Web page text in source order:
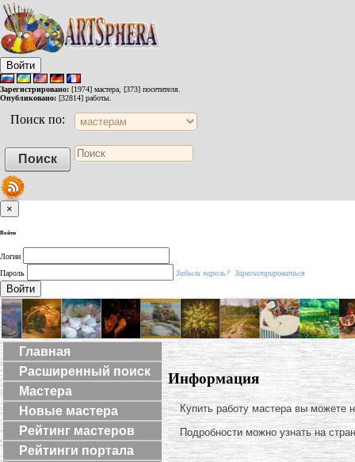
Войти
Зарегистрировано: [1974] мастера, [373] посетителя.
Опубликовано: [32814] работы.
Поиск по:
×
Войти
Логин
Пароль
Забыли пароль? Зарегистрироваться
Войти
Главная
Расширенный поиск
Мастера
Новые мастера
Рейтинг мастеров
Рейтинги портала
Информация
Купить работу мастера вы можете
Подробности можно узнать на